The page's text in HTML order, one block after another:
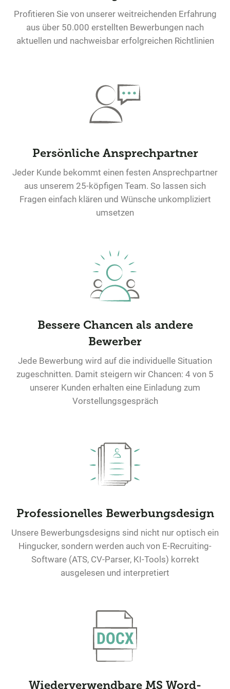
Profitieren Sie von unserer weitreichenden Erfahrung
aus über 50.000 erstellten Bewerbungen nach
aktuellen und nachweisbar erfolgreichen Richtlinien
Persönliche Ansprechpartner
Jeder Kunde bekommt einen festen Ansprechpartner
aus unserem 25-köpfigen Team. So lassen sich
Fragen einfach klären und Wünsche unkompliziert
umsetzen
Bessere Chancen als andere
Bewerber
Jede Bewerbung wird auf die individuelle Situation
zugeschnitten. Damit steigern wir Chancen: 4 von 5
unserer Kunden erhalten eine Einladung zum
Vorstellungsgespräch
Professionelles Bewerbungsdesign
Unsere Bewerbungsdesigns sind nicht nur optisch ein
Hingucker, sondern werden auch von E-Recruiting-
Software (ATS, CV-Parser, KI-Tools) korrekt
ausgelesen und interpretiert
Wiederverwendbare MS Word-